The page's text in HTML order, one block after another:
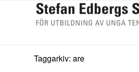
Taggarkiv: are